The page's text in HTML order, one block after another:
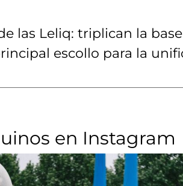
las Leliq: triplican la
escollo para la
en Instagram